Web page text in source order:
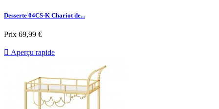
Desserte 04CS-K Chariot de...
Prix 69,99 €
 Aperçu rapide